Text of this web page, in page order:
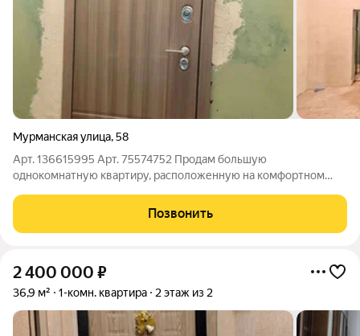
Мурманская улица,58
Арт. 136615995 Арт. 75574752 Продам большую
однокомнатную квартиру, расположенную на комфортном
финансово затратные работы по капитальному ремонту.
Полностью заменена электропроводка, в том числе
Позвонить
2 400 000 ₽
36,9 м² 1-комн. квартира 2 этаж из 2